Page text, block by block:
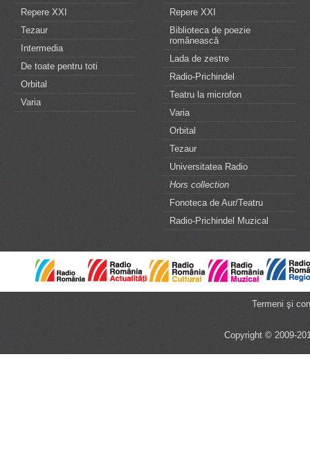
Repere XXI
Tezaur
Intermedia
De toate pentru toti
Orbital
Varia
Repere XXI
Biblioteca de poezie
românească
Lada de zestre
Radio-Prichindel
Teatru la microfon
Varia
Orbital
Tezaur
Universitatea Radio
Hors collection
Fonoteca de Aur/Teatru
Radio-Prichindel Muzical
Termeni şi
Copyright © 2009-